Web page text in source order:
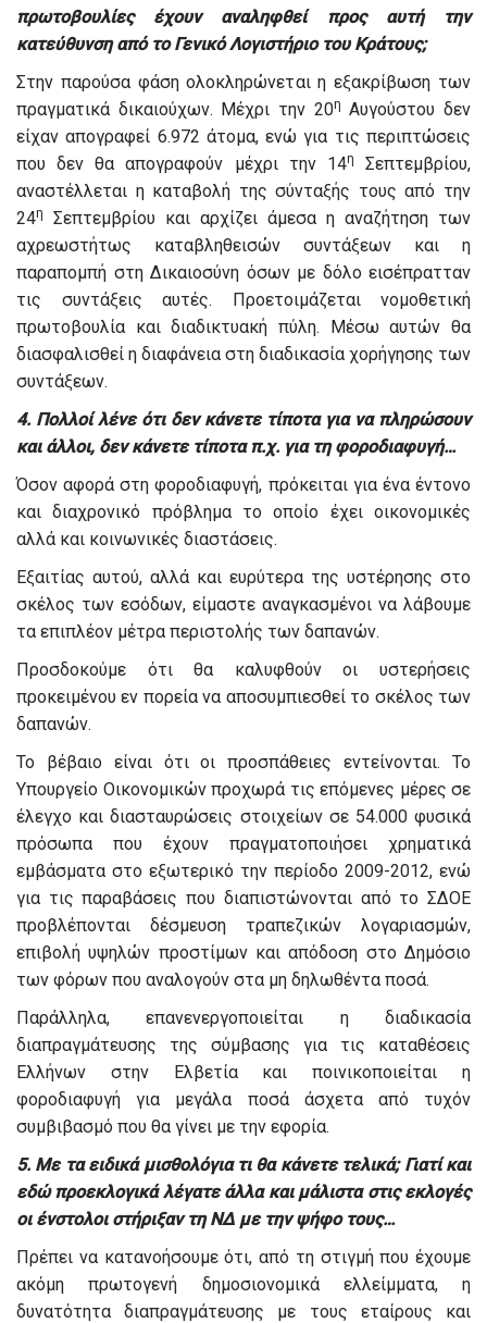
πρωτοβουλίες έχουν αναληφθεί προς αυτή την
κατεύθυνση από το Γενικό Λογιστήριο του Κράτους;
Στην παρούσα φάση ολοκληρώνεται η εξακρίβωση των
πραγματικά δικαιούχων. Μέχρι την 20η Αυγούστου δεν
είχαν απογραφεί 6.972 άτομα, ενώ για τις περιπτώσεις
που δεν θα απογραφούν μέχρι την 14η
Σεπτεμβρίου,
αναστέλλεται η καταβολή της σύνταξής τους από την
24η
Σεπτεμβρίου και αρχίζει άμεσα η αναζήτηση των
αχρεωστήτως καταβληθεισών συντάξεων και η
παραπομπή στη Δικαιοσύνη όσων με δόλο εισέπρατταν
τις συντάξεις αυτές. Προετοιμάζεται νομοθετική
πρωτοβουλία και διαδικτυακή πύλη. Μέσω αυτών θα
διασφαλισθεί η διαφάνεια στη διαδικασία χορήγησης των
συντάξεων.
4. Πολλοί λένε ότι δεν κάνετε τίποτα για να πληρώσουν
και άλλοι, δεν κάνετε τίποτα π.χ. για τη φοροδιαφυγή…
Όσον αφορά στη φοροδιαφυγή, πρόκειται για ένα έντονο
και διαχρονικό πρόβλημα το οποίο έχει οικονομικές
αλλά και κοινωνικές διαστάσεις.
Εξαιτίας αυτού, αλλά και ευρύτερα της υστέρησης στο
σκέλος των εσόδων, είμαστε αναγκασμένοι να λάβουμε
τα επιπλέον μέτρα περιστολής των δαπανών.
Προσδοκούμε ότι θα καλυφθούν οι υστερήσεις
προκειμένου εν πορεία να αποσυμπιεσθεί το σκέλος των
δαπανών.
Το βέβαιο είναι ότι οι προσπάθειες εντείνονται. Το
Υπουργείο Οικονομικών προχωρά τις επόμενες μέρες σε
έλεγχο και διασταυρώσεις στοιχείων σε 54.000 φυσικά
πρόσωπα που έχουν πραγματοποιήσει χρηματικά
εμβάσματα στο εξωτερικό την περίοδο 2009-2012, ενώ
για τις παραβάσεις που διαπιστώνονται από το ΣΔΟΕ
προβλέπονται δέσμευση τραπεζικών λογαριασμών,
επιβολή υψηλών προστίμων και απόδοση στο Δημόσιο
των φόρων που αναλογούν στα μη δηλωθέντα ποσά.
Παράλληλα, επανενεργοποιείται η διαδικασία
διαπραγμάτευσης της σύμβασης για τις καταθέσεις
Ελλήνων στην Ελβετία και ποινικοποιείται η
φοροδιαφυγή για μεγάλα ποσά άσχετα από τυχόν
συμβιβασμό που θα γίνει με την εφορία.
5. Με τα ειδικά μισθολόγια τι θα κάνετε τελικά; Γιατί και
εδώ προεκλογικά λέγατε άλλα και μάλιστα στις εκλογές
οι ένστολοι στήριξαν τη ΝΔ με την ψήφο τους…
Πρέπει να κατανοήσουμε ότι, από τη στιγμή που έχουμε
ακόμη πρωτογενή δημοσιονομικά ελλείμματα, η
δυνατότητα διαπραγμάτευσης με τους εταίρους και